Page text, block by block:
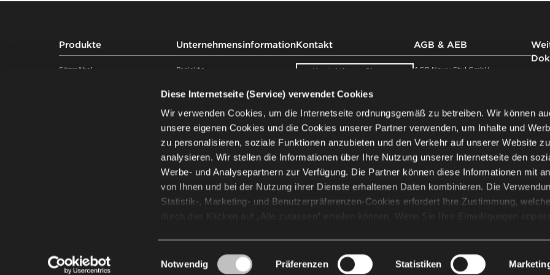
Diese Internetseite (Service) verwendet Cookies
Wir verwenden Cookies, um die Internetseite ordnungsgemäß zu betreiben. Wir können
unsere eigenen Cookies und die Cookies unserer Partner verwenden, um Inhalte und
zu personalisieren, soziale Funktionen anzubieten und den Verkehr auf unserer Website zu
analysieren. Wir stellen die Informationen über Ihre Nutzung unserer Internetseite den
Werbe- und Analysepartnern zur Verfügung. Die Partner können diese Informationen mit
von Ihnen und bei der Nutzung ihrer Dienste erhaltenen Daten kombinieren. Die
Statistik-, Marketing- und Benutzerpräferenzen-Cookies erfordert Ihre Zustimmung,
durch das Klicken auf „Alle zulassen“ erteilen können. Wenn Sie Ihre Einwilligungen
obigen Zwecke ist mit der Verarbeitung Ihrer personenbezogenen Daten verbunden. Der
Einwilligungsauswahl
Notwendig Präferenzen Statistiken
Produkte
Sitzmöbel
Unternehmensinformation
Projekte
Über uns
Nachhaltigkeit
Wissen
Showroom
Karriere
Standorte in Deutschland
Presse
Regeln für Gebrauch und Pflege
Kontakt
Kontaktieren Sie
besuchen
Newsletter
Partnerweb
AGB & AEB
AGB Nowy Styl GmbH
AGB Nowy Styl Deutschland
AEB Nowy Styl Deutschland
GmbH
AEB Nowy Styl Deutschland
GmbH (EN)
AGB SITAG AG
AEB SITAG AG